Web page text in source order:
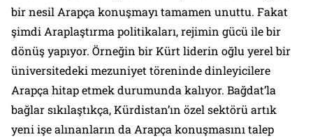
bir nesil Arapça konuşmayı tamamen unuttu. Fakat
şimdi Araplaştırma politikaları, rejimin gücü ile bir
dönüş yapıyor. Örneğin bir Kürt liderin oğlu yerel bir
üniversitedeki mezuniyet töreninde dinleyicilere
Arapça hitap etmek durumunda kalıyor. Bağdat’la
bağlar sıkılaştıkça, Kürdistan’ın özel sektörü artık
yeni işe alınanların da Arapça konuşmasını talep